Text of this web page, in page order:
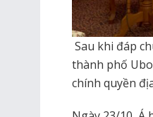
Sau khi đáp
thành phố
chính quyền